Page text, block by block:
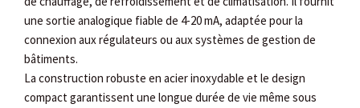
une sortie analogique fiable de 4-20 mA, adaptée pour la
connexion aux régulateurs ou aux systèmes de gestion de
bâtiments.
La construction robuste en acier inoxydable et le design
compact garantissent une longue durée de vie même sous